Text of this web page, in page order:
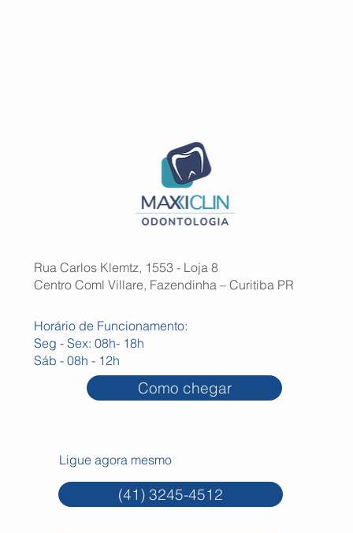
Rua Carlos Klemtz, 1553 - Loja 8
Centro Coml Villare, Fazendinha – Curitiba PR
Como chegar
Horário de Funcionamento:
Seg - Sex: 08h- 18h
Sáb - 08h - 12h
Ligue agora mesmo
(41) 3245-4512